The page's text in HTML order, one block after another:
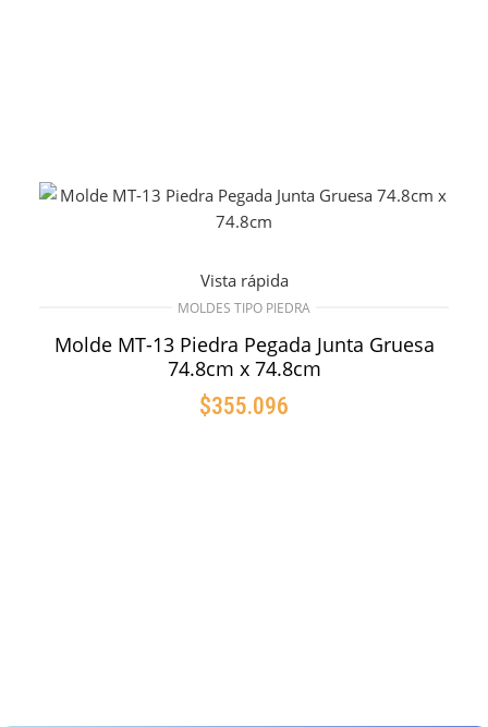
Vista rápida
MOLDES TIPO PIEDRA
Molde MT-13 Piedra Pegada Junta Gruesa
74.8cm x 74.8cm
$355.096